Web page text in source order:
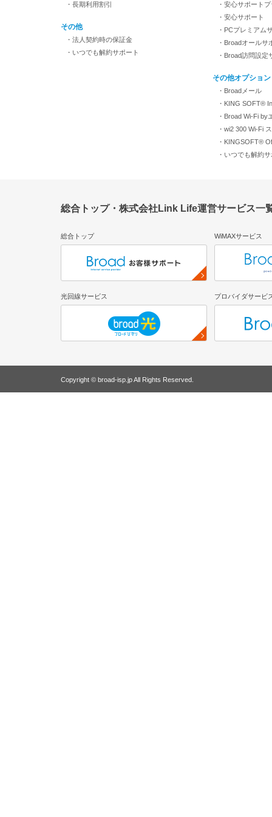
・長期利用割引
その他
・法人契約時の保証金
・いつでも解約サポート
・安心サポート
・安心サポート
・PCプレミアム
・Broadオールサ
・Broad訪問設定
その他オプション
・Broadメール
・KING SOFT®
・Broad Wi-Fi by
・wi2 300 Wi-Fi
・KINGSOFT®
・いつでも解約
総合トップ・株式会社Link Life運営サービス一
総合トップ WiMAXサービス
光回線サービス プロバイダサービ
Copyright © broad-isp.jp All Rights Reserved.